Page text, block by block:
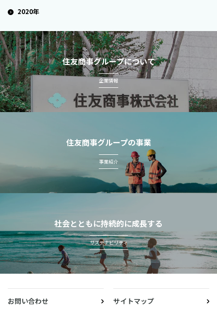
2020年
住友商事グループについて
企業情報
住友商事グループの事業
事業紹介
社会とともに持続的に成長する
サステナビリティ
お問い合わせ サイトマップ